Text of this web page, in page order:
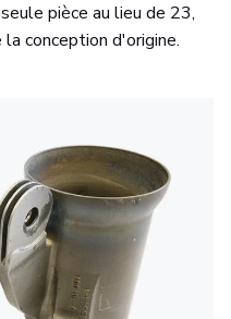
pièce au lieu de 23,
conception d'origine.